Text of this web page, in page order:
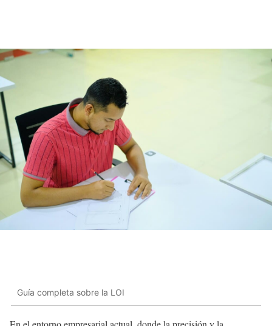
Guía completa sobre la LOI